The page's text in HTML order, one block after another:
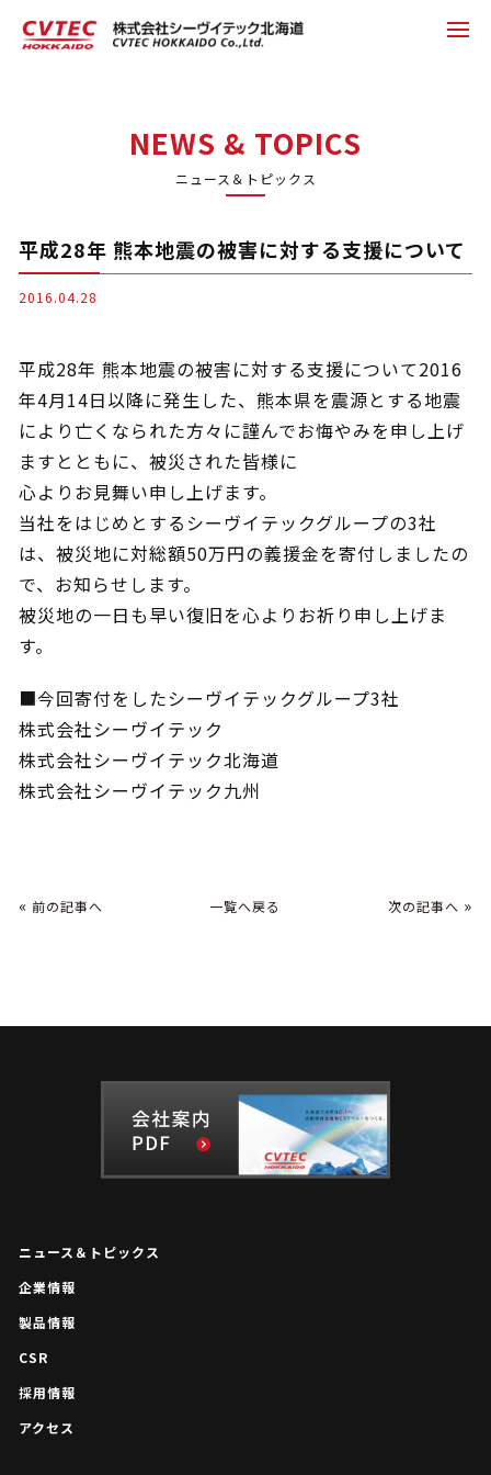
NEWS & TOPICS
ニュース＆トピックス
平成28年 熊本地震の被害に対する支援について
2016.04.28
平成28年 熊本地震の被害に対する支援について2016
年4月14日以降に発生した、熊本県を震源とする地震
により亡くなられた方々に謹んでお悔やみを申し上げ
ますとともに、被災された皆様に
心よりお見舞い申し上げます。
当社をはじめとするシーヴイテックグループの3社
は、被災地に対総額50万円の義援金を寄付しましたの
で、お知らせします。
被災地の一日も早い復旧を心よりお祈り申し上げま
す。
■今回寄付をしたシーヴイテックグループ3社
株式会社シーヴイテック
株式会社シーヴイテック北海道
株式会社シーヴイテック九州
« 前の記事へ 一覧へ戻る 次の記事へ »
ニュース＆トピックス
企業情報
製品情報
CSR
採用情報
アクセス